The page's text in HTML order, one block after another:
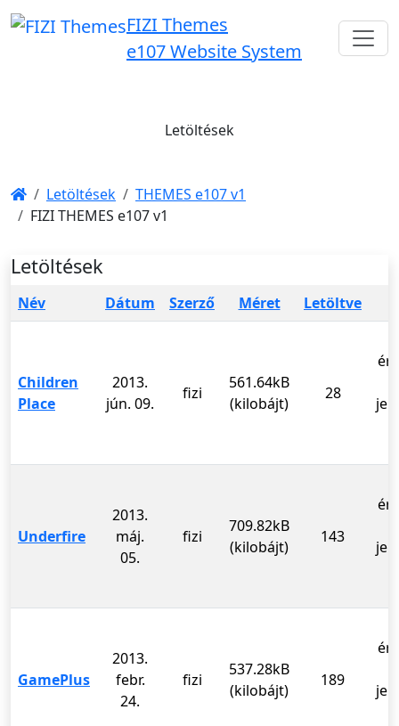
FIZI Themes
e107 Website System
Letöltések
Letöltések
THEMES e107 v1
FIZI THEMES e107 v1
Letöltések
Név Dátum Szerző Méret Letöltve
Children
Place
2013.
jún. 09.
fizi
561.64kB
(kilobájt)
28
Underfire
2013.
máj.
05.
fizi
709.82kB
(kilobájt)
143
GamePlus
2013.
febr.
24.
fizi
537.28kB
(kilobájt)
189